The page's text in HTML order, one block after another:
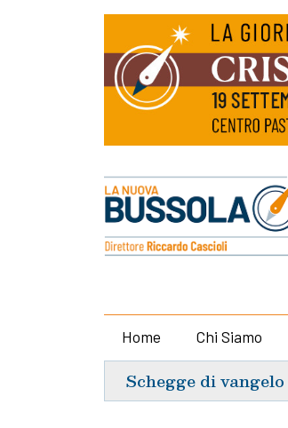
Home Chi Siamo
Schegge di vangelo